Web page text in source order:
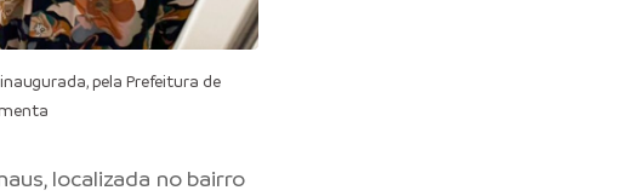
pela Prefeitura de
localizada no bairro